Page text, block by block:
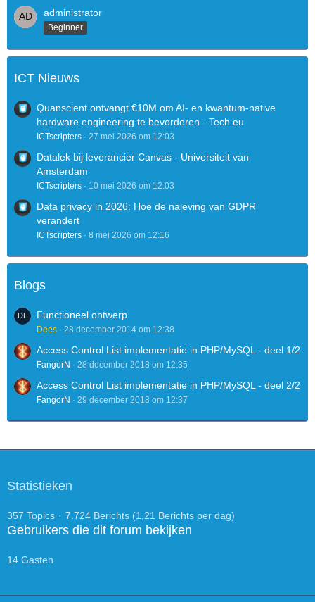
administrator
Beginner
ICT Nieuws
Quanscient ontvangt €10M om AI- en kwantum-native
hardware engineering te bevorderen - Tech.eu
ICTscripters 27 mei 2026 om 12:03
Datalek bij leverancier Canvas - Universiteit van
Amsterdam
ICTscripters 10 mei 2026 om 12:03
Data privacy in 2026: Hoe de naleving van GDPR
verandert
ICTscripters 8 mei 2026 om 12:16
Blogs
Functioneel ontwerp
Dees 28 december 2014 om 12:38
Access Control List implementatie in PHP/MySQL - deel 1/2
FangorN 28 december 2018 om 12:35
Access Control List implementatie in PHP/MySQL - deel 2/2
FangorN 29 december 2018 om 12:37
Statistieken
357 Topics 7.724 Berichts (1,21 Berichts per dag)
Gebruikers die dit forum bekijken
14 Gasten